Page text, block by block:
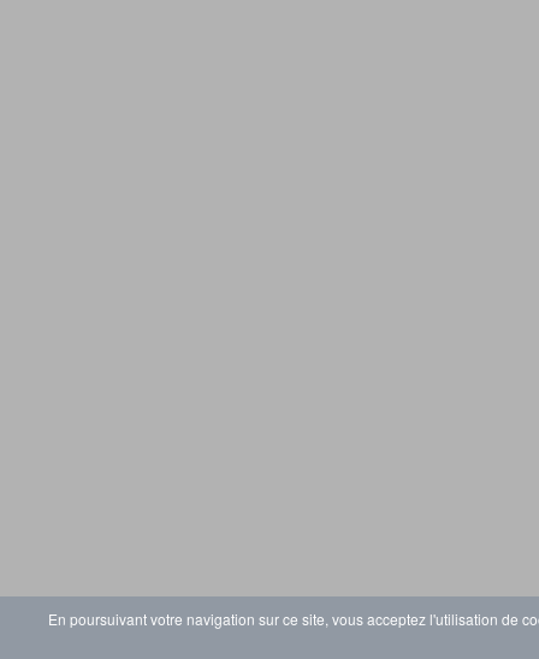
En poursuivant votre navigation sur ce site, vous acceptez l'utilisation de